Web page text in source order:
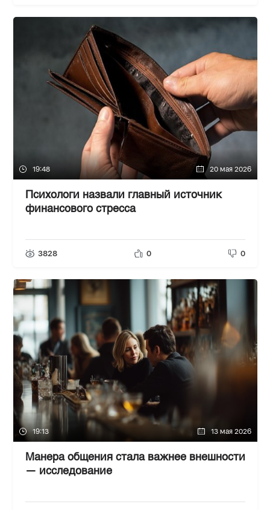
19:48 20 мая 2026
Психологи назвали главный источник
финансового стресса
3828 0 0
19:13 13 мая 2026
Манера общения стала важнее внешности
— исследование